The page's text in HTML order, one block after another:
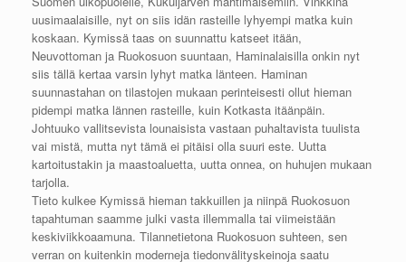
uusimaalaisille, nyt on siis idän rasteille lyhyempi matka kuin
koskaan. Kymissä taas on suunnattu katseet itään,
Neuvottoman ja Ruokosuon suuntaan, Haminalaisilla onkin nyt
siis tällä kertaa varsin lyhyt matka länteen. Haminan
suunnastahan on tilastojen mukaan perinteisesti ollut hieman
pidempi matka lännen rasteille, kuin Kotkasta itäänpäin.
Johtuuko vallitsevista lounaisista vastaan puhaltavista tuulista
vai mistä, mutta nyt tämä ei pitäisi olla suuri este. Uutta
kartoitustakin ja maastoaluetta, uutta onnea, on huhujen mukaan
tarjolla.
Tieto kulkee Kymissä hieman takkuillen ja niinpä Ruokosuon
tapahtuman saamme julki vasta illemmalla tai viimeistään
keskiviikkoaamuna. Tilannetietona Ruokosuon suhteen, sen
verran on kuitenkin moderneja tiedonvälityskeinoja saatu